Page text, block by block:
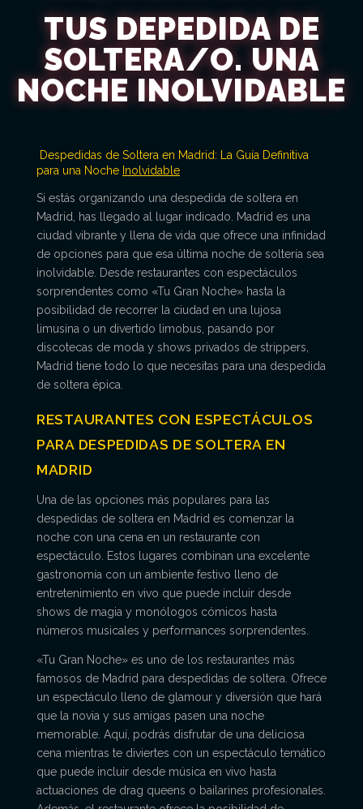
TUS DEPEDIDA DE
SOLTERA/O. UNA
NOCHE INOLVIDABLE
Despedidas de Soltera en Madrid: La Guía Definitiva
para una Noche Inolvidable
Si estás organizando una despedida de soltera en
Madrid, has llegado al lugar indicado. Madrid es una
ciudad vibrante y llena de vida que ofrece una infinidad
de opciones para que esa última noche de soltería sea
inolvidable. Desde restaurantes con espectáculos
sorprendentes como «Tu Gran Noche» hasta la
posibilidad de recorrer la ciudad en una lujosa
limusina o un divertido limobus, pasando por
discotecas de moda y shows privados de strippers,
Madrid tiene todo lo que necesitas para una despedida
de soltera épica.
RESTAURANTES CON ESPECTÁCULOS
PARA DESPEDIDAS DE SOLTERA EN
MADRID
Una de las opciones más populares para las
despedidas de soltera en Madrid es comenzar la
noche con una cena en un restaurante con
espectáculo. Estos lugares combinan una excelente
gastronomía con un ambiente festivo lleno de
entretenimiento en vivo que puede incluir desde
shows de magia y monólogos cómicos hasta
números musicales y performances sorprendentes.
«Tu Gran Noche» es uno de los restaurantes más
famosos de Madrid para despedidas de soltera. Ofrece
un espectáculo lleno de glamour y diversión que hará
que la novia y sus amigas pasen una noche
memorable. Aquí, podrás disfrutar de una deliciosa
cena mientras te diviertes con un espectáculo temático
que puede incluir desde música en vivo hasta
actuaciones de drag queens o bailarines profesionales.